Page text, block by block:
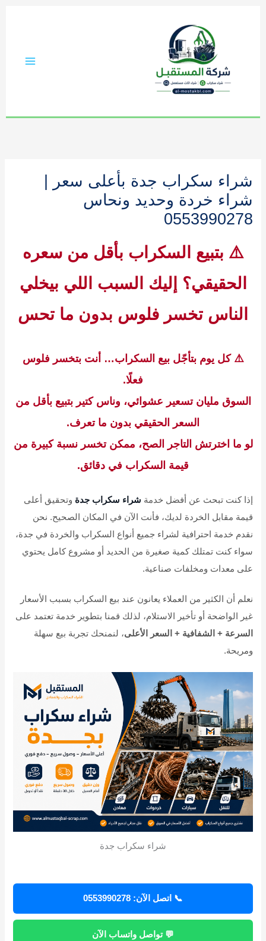
شراء سكراب جدة بأعلى سعر |
شراء خردة وحديد ونحاس
0553990278
⚠️ بتبيع السكراب بأقل من سعره
الحقيقي؟ إليك السبب اللي بيخلي
الناس تخسر فلوس بدون ما تحس
⚠️ كل يوم بتأجّل بيع السكراب… أنت بتخسر فلوس
فعلًا.
السوق مليان تسعير عشوائي، وناس كتير بتبيع بأقل من
السعر الحقيقي بدون ما تعرف.
لو ما اخترتش التاجر الصح، ممكن تخسر نسبة كبيرة من
قيمة السكراب في دقائق.
إذا كنت تبحث عن أفضل خدمة شراء سكراب جدة وتحقيق أعلى
قيمة مقابل الخردة لديك، فأنت الآن في المكان الصحيح. نحن
نقدم خدمة احترافية لشراء جميع أنواع السكراب والخردة في جدة،
سواء كنت تمتلك كمية صغيرة من الحديد أو مشروع كامل يحتوي
على معدات ومخلفات صناعية.
نعلم أن الكثير من العملاء يعانون عند بيع السكراب بسبب الأسعار
غير الواضحة أو تأخير الاستلام، لذلك قمنا بتطوير خدمة تعتمد على
السرعة + الشفافية + السعر الأعلى، لنمنحك تجربة بيع سهلة
ومريحة.
شراء سكراب جدة
📞 اتصل الآن: 0553990278
💬 تواصل واتساب الآن